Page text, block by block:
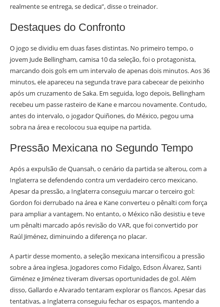
realmente se entrega, se dedica”, disse o treinador.
Destaques do Confronto
O jogo se dividiu em duas fases distintas. No primeiro tempo, o
jovem Jude Bellingham, camisa 10 da seleção, foi o protagonista,
marcando dois gols em um intervalo de apenas dois minutos. Aos 36
minutos, ele apareceu na segunda trave para cabecear de peixinho
após um cruzamento de Saka. Em seguida, logo depois, Bellingham
recebeu um passe rasteiro de Kane e marcou novamente. Contudo,
antes do intervalo, o jogador Quiñones, do México, pegou uma
sobra na área e recolocou sua equipe na partida.
Pressão Mexicana no Segundo Tempo
Após a expulsão de Quansah, o cenário da partida se alterou, com a
Inglaterra se defendendo contra um verdadeiro cerco mexicano.
Apesar da pressão, a Inglaterra conseguiu marcar o terceiro gol:
Gordon foi derrubado na área e Kane converteu o pênalti com força
para ampliar a vantagem. No entanto, o México não desistiu e teve
um pênalti marcado após revisão do VAR, que foi convertido por
Raúl Jiménez, diminuindo a diferença no placar.
A partir desse momento, a seleção mexicana intensificou a pressão
sobre a área inglesa. Jogadores como Fidalgo, Edson Álvarez, Santi
Giménez e Jiménez tiveram diversas oportunidades de gol. Além
disso, Gallardo e Alvarado tentaram explorar os flancos. Apesar das
tentativas, a Inglaterra conseguiu fechar os espaços, mantendo a